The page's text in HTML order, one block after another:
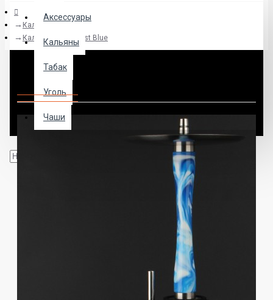
Аксессуары
Кальяны
Табак
Уголь
Чаши
Кальяны
Кальян Ykap Ego Ist Blue
Кальян Ykap Ego Ist Blue